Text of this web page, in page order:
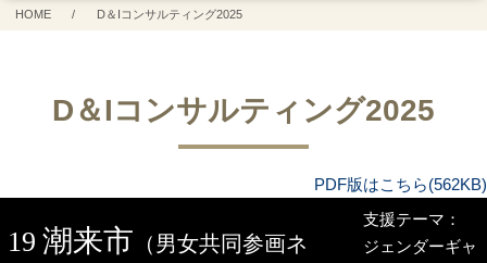
HOME D＆Iコンサルティング2025
D＆Iコンサルティング2025
PDF版はこちら(562KB)
19 潮来市 （男女共同参画ネ
支援テーマ：
ジェンダーギャ